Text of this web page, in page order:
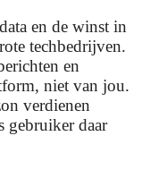
en de winst in
techbedrijven.
en
niet van jou.
verdienen
gebruiker daar